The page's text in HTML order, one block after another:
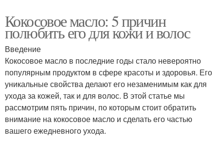
Кокосовое масло: 5 причин
полюбить его для кожи и волос
Введение
Кокосовое масло в последние годы стало невероятно
популярным продуктом в сфере красоты и здоровья. Его
уникальные свойства делают его незаменимым как для
ухода за кожей, так и для волос. В этой статье мы
рассмотрим пять причин, по которым стоит обратить
внимание на кокосовое масло и сделать его частью
вашего ежедневного ухода.